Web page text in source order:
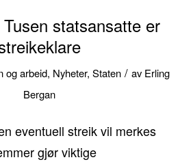
statsansatte er
og arbeid, Nyheter, Staten / av Erling
Bergan
eventuell streik vil merkes
gjør viktige